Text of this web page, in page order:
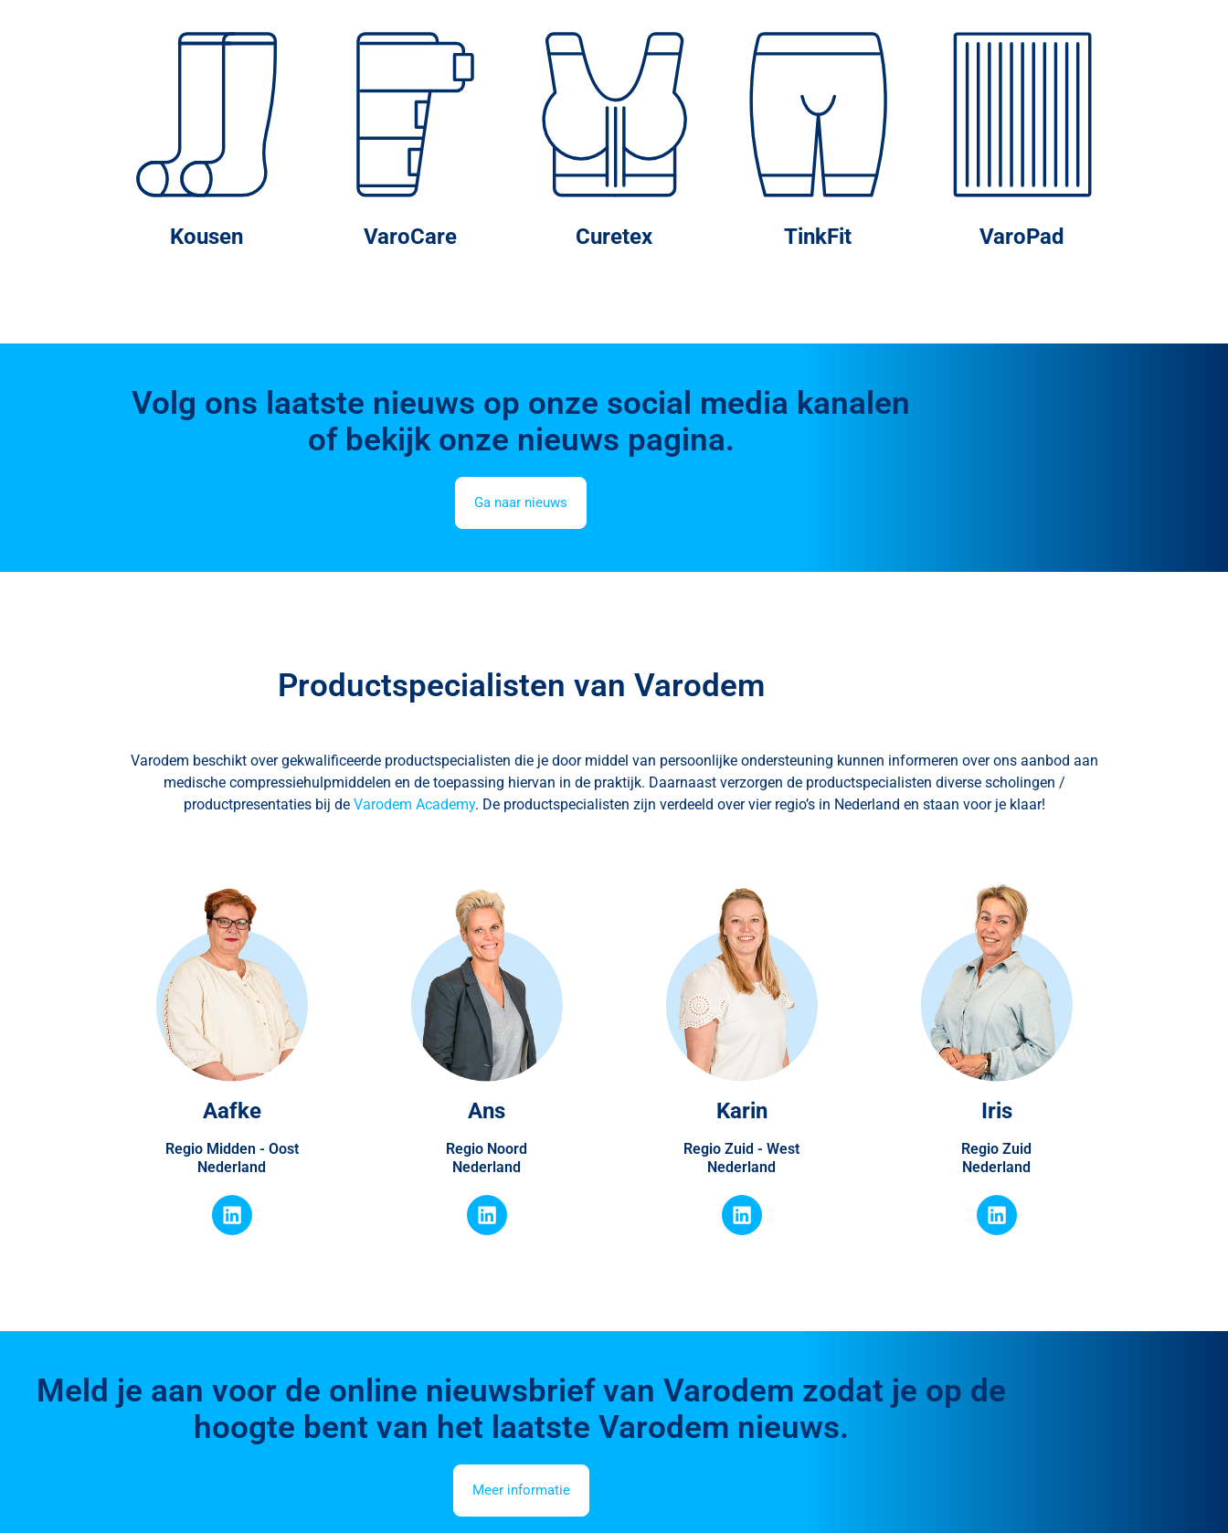
Kousen VaroCare Curetex TinkFit VaroPad
Volg ons laatste nieuws op onze social media kanalen
of bekijk onze nieuws pagina.
Ga naar nieuws
Productspecialisten van Varodem
Varodem beschikt over gekwalificeerde productspecialisten die je door middel van persoonlijke ondersteuning kunnen informeren over ons aanbod aan
medische compressiehulpmiddelen en de toepassing hiervan in de praktijk. Daarnaast verzorgen de productspecialisten diverse scholingen /
productpresentaties bij de Varodem Academy. De productspecialisten zijn verdeeld over vier regio’s in Nederland en staan voor je klaar!
Aafke
Regio Midden - Oost
Nederland
Ans
Regio Noord
Nederland
Karin
Regio Zuid - West
Nederland
Iris
Regio Zuid
Nederland
Meld je aan voor de online nieuwsbrief van Varodem zodat je op de
hoogte bent van het laatste Varodem nieuws.
Meer informatie